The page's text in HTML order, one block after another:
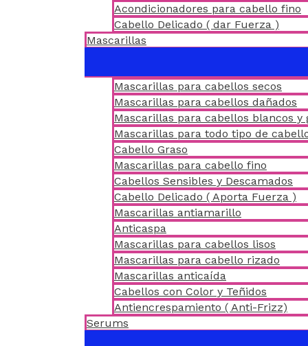
Acondicionadores para cabello fino
Cabello Delicado ( dar Fuerza )
Mascarillas
Mascarillas para cabellos secos
Mascarillas para cabellos dañados
Mascarillas para cabellos blancos y
Mascarillas para todo tipo de
Cabello Graso
Mascarillas para cabello fino
Cabellos Sensibles y Descamados
Cabello Delicado ( Aporta Fuerza )
Mascarillas antiamarillo
Anticaspa
Mascarillas para cabellos lisos
Mascarillas para cabello rizado
Mascarillas anticaída
Cabellos con Color y Teñidos
Antiencrespamiento ( Anti-Frizz)
Serums